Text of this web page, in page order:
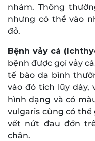
nhám. Thông
nhưng có thể vào
đỏ.
Bệnh vảy cá
bệnh được gọi vảy
tế bào da bình
vào đó tích lũy dày,
hình dạng và có
vulgaris cũng có thể
vết nứt đau đớn
chân.